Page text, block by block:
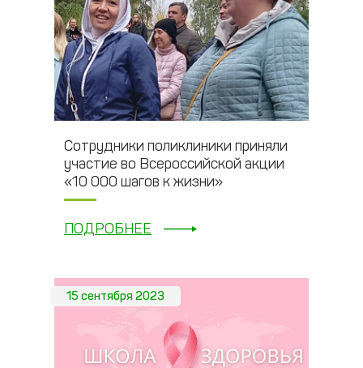
Сотрудники поликлиники приняли
участие во Всероссийской акции
«10 000 шагов к жизни»
ПОДРОБНЕЕ
15 сентября 2023